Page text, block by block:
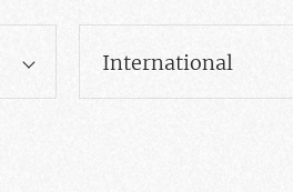
International